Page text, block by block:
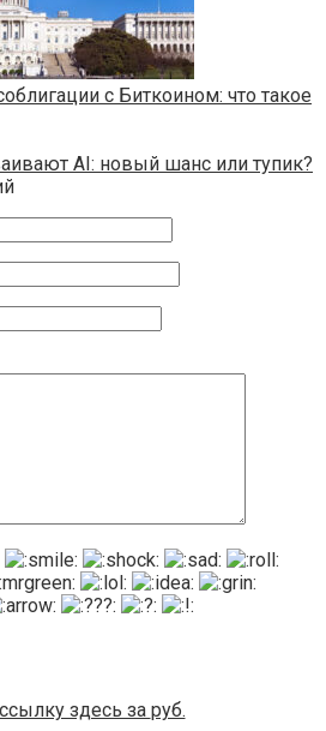
с Биткоином: что такое
AI: новый шанс или тупик?
здесь за руб.